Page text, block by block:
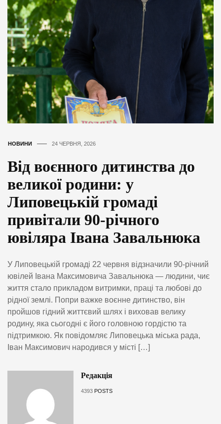
НОВИНИ 24 ЧЕРВНЯ, 2026
Від воєнного дитинства до
великої родини: у
Липовецькій громаді
привітали 90-річного
ювіляра Івана Завальнюка
У Липовецькій громаді 22 червня відзначили 90-річний
ювілей Івана Максимовича Завальнюка — людини, чиє
життя стало прикладом витримки, праці та любові до
рідної землі. Попри важке воєнне дитинство, він
пройшов гідний життєвий шлях і виховав велику
родину, яка сьогодні є його головною гордістю та
підтримкою. Як повідомляє Липовецька міська рада,
Іван Максимович народився у місті […]
Редакція
4393 POSTS